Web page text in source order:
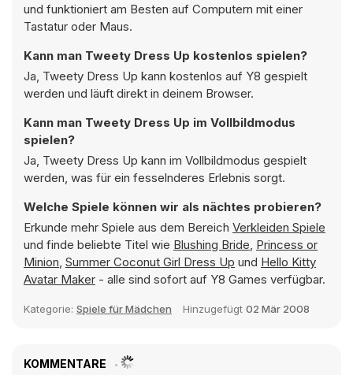
und funktioniert am Besten auf Computern mit einer
Tastatur oder Maus.
Kann man Tweety Dress Up kostenlos spielen?
Ja, Tweety Dress Up kann kostenlos auf Y8 gespielt
werden und läuft direkt in deinem Browser.
Kann man Tweety Dress Up im Vollbildmodus
spielen?
Ja, Tweety Dress Up kann im Vollbildmodus gespielt
werden, was für ein fesselnderes Erlebnis sorgt.
Welche Spiele können wir als nächtes probieren?
Erkunde mehr Spiele aus dem Bereich Verkleiden Spiele
und finde beliebte Titel wie Blushing Bride, Princess or
Minion, Summer Coconut Girl Dress Up und Hello Kitty
Avatar Maker - alle sind sofort auf Y8 Games verfügbar.
Kategorie: Spiele für Mädchen Hinzugefügt 02 Mär 2008
KOMMENTARE